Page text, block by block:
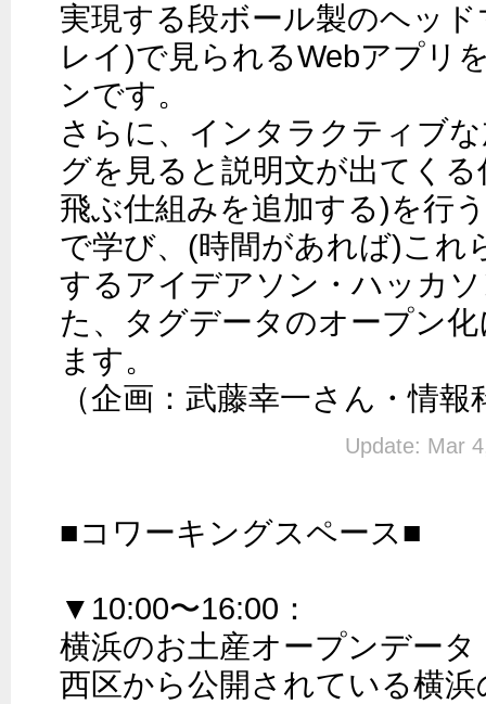
実現する段ボール製のヘッ
レイ)で見られるWebアプリ
ンです。
さらに、インタラクティブ
グを見ると説明文が出てく
飛ぶ仕組みを追加する)を行
で学び、(時間があれば)これ
するアイデアソン・ハッカ
た、タグデータのオープン
ます。
（企画：武藤幸一さん・情
Update: Mar
■コワーキングスペース■
▼10:00〜16:00：
横浜のお土産オープンデータ
西区から公開されている横